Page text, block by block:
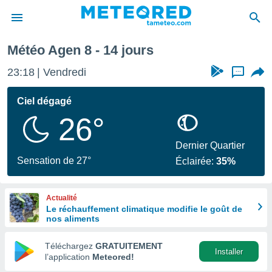
de
en
Météo Agen 8 - 14 jours
23:18 Vendredi ...
Ciel dégagé
26°
Sensation de 27°
Dernier Quartier
Éclairée:35%
Actualité
Le réchauffement climatique modifie le goût de
nos aliments
Téléchargez GRATUITEMENT
l’application Meteored!
Installer